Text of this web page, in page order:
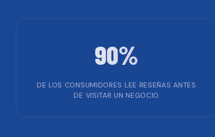
90%
DE LOS CONSUMIDORES LEE RESEÑAS ANTES
DE VISITAR UN NEGOCIO